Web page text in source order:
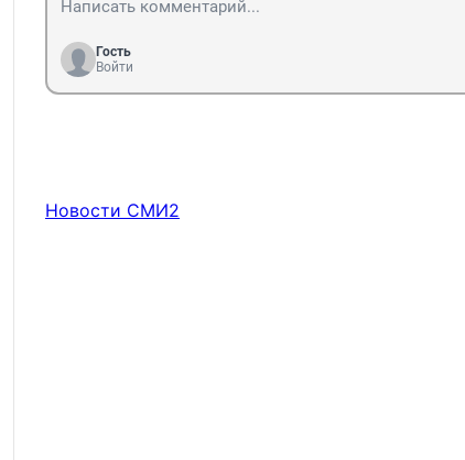
Гость
Войти
Новости СМИ2